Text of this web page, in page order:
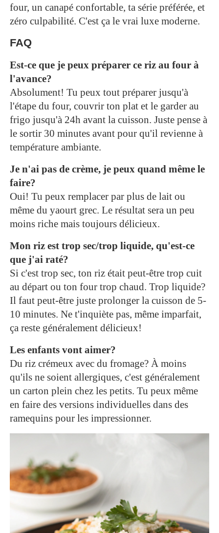
four, un canapé confortable, ta série préférée, et
zéro culpabilité. C'est ça le vrai luxe moderne.
FAQ
Est-ce que je peux préparer ce riz au four à
l'avance?
Absolument! Tu peux tout préparer jusqu'à
l'étape du four, couvrir ton plat et le garder au
frigo jusqu'à 24h avant la cuisson. Juste pense à
le sortir 30 minutes avant pour qu'il revienne à
température ambiante.
Je n'ai pas de crème, je peux quand même le
faire?
Oui! Tu peux remplacer par plus de lait ou
même du yaourt grec. Le résultat sera un peu
moins riche mais toujours délicieux.
Mon riz est trop sec/trop liquide, qu'est-ce
que j'ai raté?
Si c'est trop sec, ton riz était peut-être trop cuit
au départ ou ton four trop chaud. Trop liquide?
Il faut peut-être juste prolonger la cuisson de 5-
10 minutes. Ne t'inquiète pas, même imparfait,
ça reste généralement délicieux!
Les enfants vont aimer?
Du riz crémeux avec du fromage? À moins
qu'ils ne soient allergiques, c'est généralement
un carton plein chez les petits. Tu peux même
en faire des versions individuelles dans des
ramequins pour les impressionner.